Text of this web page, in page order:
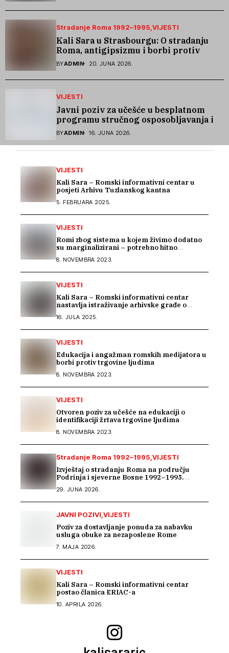
Stradanje Roma 1992–1995 VIJESTI
Kali Sara u Strasbourgu: O stradanju
Roma, antigipsizmu i borbi protiv
govora mržnje
BYADMIN 20. JUNA 2026.
VIJESTI
Javni poziv za učešće u besplatnom
programu stručnog osposobljavanja i
podrške pri zapošljavanju
BYADMIN 16. JUNA 2026.
VIJESTI
Kali Sara – Romski informativni centar u
posjeti Arhivu Tuzlanskog kantna
5. FEBRUARA 2025.
VIJESTI
Romi zbog sistema u kojem živimo dodatno
su marginalizirani – potrebno hitno
nivou BiH
8. NOVEMBRA 2023.
VIJESTI
Kali Sara – Romski informativni centar
nastavlja istraživanje arhivske građe o
Srpske
16. JULA 2025.
VIJESTI
Edukacija i angažman romskih medijatora u
borbi protiv trgovine ljudima
8. NOVEMBRA 2023.
VIJESTI
Otvoren poziv za učešće na edukaciji o
identifikaciji žrtava trgovine ljudima
8. NOVEMBRA 2023.
Stradanje Roma 1992–1995 VIJESTI
Izvještaj o stradanju Roma na području
Podrinja i sjeverne Bosne 1992–1995.
29. JUNA 2026.
JAVNI POZIVI VIJESTI
Poziv za dostavljanje ponuda za nabavku
usluga obuke za nezaposlene Rome
7. MAJA 2026.
VIJESTI
Kali Sara – Romski informativni centar
postao članica ERIAC-a
10. APRILA 2026.